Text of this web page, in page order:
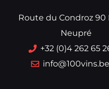
Route du Condroz 90
Neupré
+32 (0)4 262 65
info@100vins.be